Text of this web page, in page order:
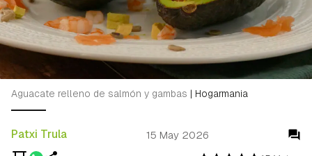
Patxi Trula 15 May 2026
Aguacate relleno de salmón y gambas | Hogarmania